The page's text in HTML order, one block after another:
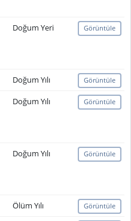
Doğum Yeri Görüntüle
Doğum Yılı Görüntüle
Doğum Yılı Görüntüle
Doğum Yılı Görüntüle
Ölüm Yılı Görüntüle